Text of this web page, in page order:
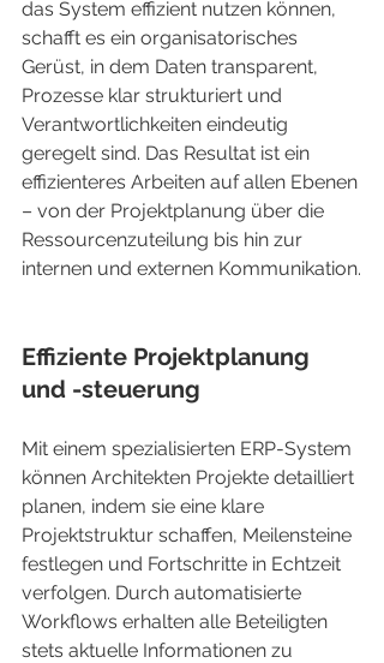
das System effizient nutzen können,
schafft es ein organisatorisches
Gerüst, in dem Daten transparent,
Prozesse klar strukturiert und
Verantwortlichkeiten eindeutig
geregelt sind. Das Resultat ist ein
effizienteres Arbeiten auf allen Ebenen
– von der Projektplanung über die
Ressourcenzuteilung bis hin zur
internen und externen Kommunikation.
Effiziente Projektplanung
und -steuerung
Mit einem spezialisierten ERP-System
können Architekten Projekte detailliert
planen, indem sie eine klare
Projektstruktur schaffen, Meilensteine
festlegen und Fortschritte in Echtzeit
verfolgen. Durch automatisierte
Workflows erhalten alle Beteiligten
stets aktuelle Informationen zu